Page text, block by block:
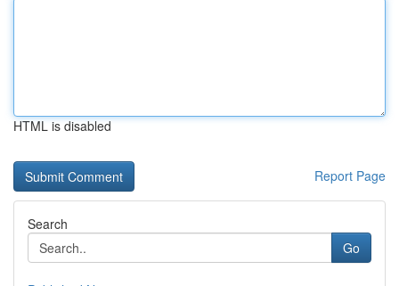
HTML is disabled
Report Page
Search
Go